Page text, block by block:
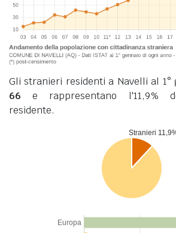
Gli stranieri residenti a Navelli al 1°
66 e rappresentano l'11,9%
residente.